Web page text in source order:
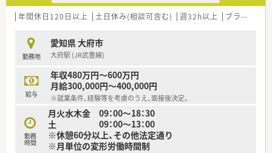
年間休日120日以上 土日休み(相談可含む) 週32h以上 ブランク可
勤務地
愛知県 大府市
大府駅 (JR武豊線)
給与
年収480万円～600万円
月給300,000円～400,000円
※就業条件、経験等を考慮のうえ、面接後決定。
勤務
時間
月火水木金 09：00～18：30
土 09：00～13：00
※休憩60分以上、その他法定通り
※月単位の変形労働時間制